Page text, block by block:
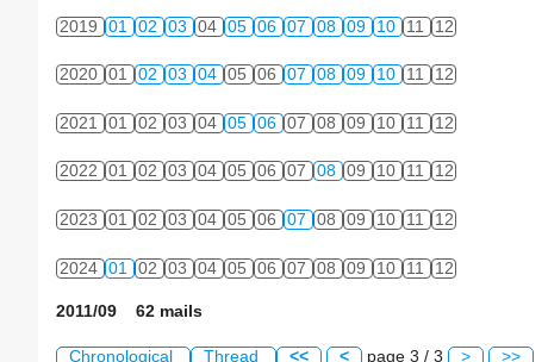
2019 01 02 03 04 05 06 07 08 09 10 11 12
2020 01 02 03 04 05 06 07 08 09 10 11 12
2021 01 02 03 04 05 06 07 08 09 10 11 12
2022 01 02 03 04 05 06 07 08 09 10 11 12
2023 01 02 03 04 05 06 07 08 09 10 11 12
2024 01 02 03 04 05 06 07 08 09 10 11 12
2011/09 62 mails
Chronological Thread << < page 3 / 3 > >>